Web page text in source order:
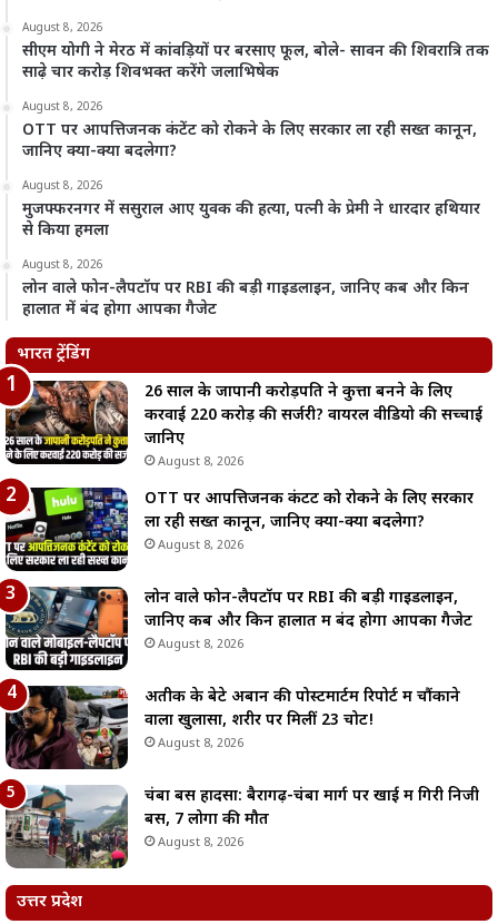
August 8, 2026
सीएम योगी ने मेरठ में कांवड़ियों पर बरसाए फूल, बोले- सावन की शिवरात्रि तक
साढ़े चार करोड़ शिवभक्त करेंगे जलाभिषेक
August 8, 2026
OTT पर आपत्तिजनक कंटेंट को रोकने के लिए सरकार ला रही सख्त कानून,
जानिए क्या-क्या बदलेगा?
August 8, 2026
मुजफ्फरनगर में ससुराल आए युवक की हत्या, पत्नी के प्रेमी ने धारदार हथियार
से किया हमला
August 8, 2026
लोन वाले फोन-लैपटॉप पर RBI की बड़ी गाइडलाइन, जानिए कब और किन
हालात में बंद होगा आपका गैजेट
भारत ट्रेंडिंग
26 साल के जापानी करोड़पति ने कुत्ता बनने के लिए
करवाई 220 करोड़ की सर्जरी? वायरल वीडियो की सच्चाई
जानिए
August 8, 2026
OTT पर आपत्तिजनक कंटेंट को रोकने के लिए सरकार
ला रही सख्त कानून, जानिए क्या-क्या बदलेगा?
August 8, 2026
लोन वाले फोन-लैपटॉप पर RBI की बड़ी गाइडलाइन,
जानिए कब और किन हालात में बंद होगा आपका गैजेट
August 8, 2026
अतीक के बेटे अबान की पोस्टमार्टम रिपोर्ट में चौंकाने
वाला खुलासा, शरीर पर मिलीं 23 चोटें!
August 8, 2026
चंबा बस हादसा: बैरागढ़-चंबा मार्ग पर खाई में गिरी निजी
बस, 7 लोगों की मौत
August 8, 2026
उत्तर प्रदेश